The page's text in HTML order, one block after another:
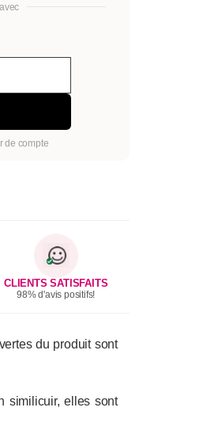
de compte
CLIENTS SATISFAITS
98% d'avis positifs!
du produit sont
similicuir, elles sont